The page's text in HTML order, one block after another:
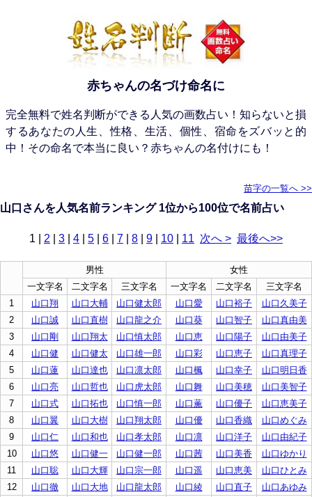
赤ちゃんの名づけ命名に
完全無料で姓名判断ができる人気の画数占い！知らないと損
するあなたの人生、性格、生活、個性、宿命をズバッと的
中！その命名で本当に良い？赤ちゃんの名付けにも！
苗字の一覧へ >>
山口さんを人気名前ランキング 1位から100位で名前占い
1 2 3 4 5 6 7 8 9 10 11 次へ > 最後へ>>
男性
女性
一文字名
二文字名 三文字名 一文字名 二文字名
三文字名
1
山口翔 山口大輔 山口健太郎 山口愛 山口裕子
山口久美子
2
山口誠 山口直樹 山口龍之介 山口葵 山口智子
山口真由美
3
山口剛 山口翔太 山口慎太郎 山口恵 山口陽子
山口由美子
4
山口健 山口健太 山口雄一郎 山口彩 山口恵子
山口真理子
5
山口蓮 山口達也 山口凛太郎 山口楓 山口幸子
山口明日香
6
山口亮 山口哲也 山口虎太郎 山口舞 山口美穂
山口美智子
7
山口式 山口拓也 山口慎一郎 山口薫 山口優子
山口恵美子
8
山口翼 山口大樹 山口翔太郎 山口優 山口香織
山口めぐみ
9
山口仁 山口和也 山口孝太郎 山口凛 山口洋子
山口由紀子
10
山口悠 山口健一 山口健一郎 山口茜 山口美香
山口ゆかり
11
山口聡 山口大輝 山口宗一郎 山口遥 山口恵美
山口ひとみ
12
山口徹 山口大地 山口龍太郎 山口綾 山口直子
山口あゆみ